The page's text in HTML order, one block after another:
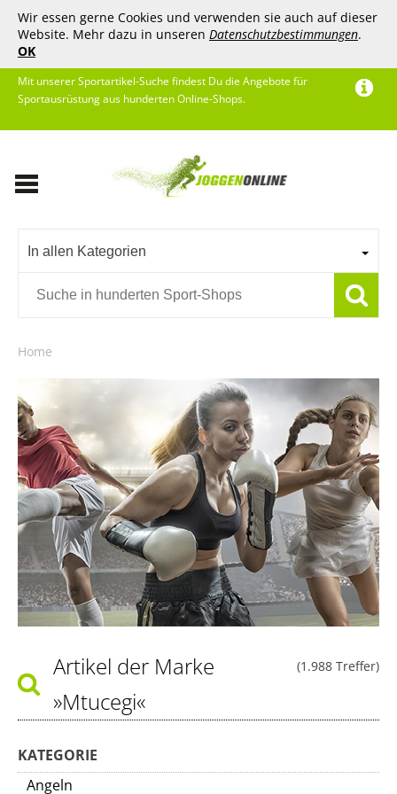
Wir essen gerne Cookies und verwenden sie auch auf dieser
Website. Mehr dazu in unseren Datenschutzbestimmungen.
OK
Mit unserer Sportartikel-Suche findest Du die Angebote für
Sportausrüstung aus hunderten Online-Shops.
In allen Kategorien
Home
(1.988 Treffer)
Artikel der Marke
»Mtucegi«
KATEGORIE
Angeln